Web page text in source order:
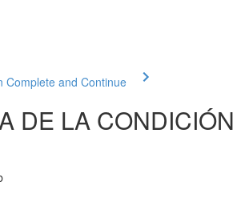
Complete and Continue
DE LA CONDICIÓN